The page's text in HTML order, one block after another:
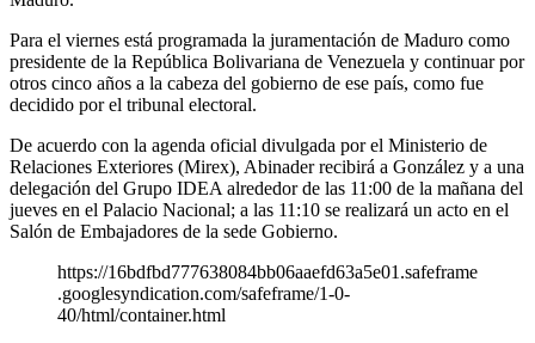
Para el viernes está programada la juramentación de Maduro como
presidente de la República Bolivariana de Venezuela y continuar por
otros cinco años a la cabeza del gobierno de ese país, como fue
decidido por el tribunal electoral.
De acuerdo con la agenda oficial divulgada por el Ministerio de
Relaciones Exteriores (Mirex), Abinader recibirá a González y a una
delegación del Grupo IDEA alrededor de las 11:00 de la mañana del
jueves en el Palacio Nacional; a las 11:10 se realizará un acto en el
Salón de Embajadores de la sede Gobierno.
https://16bdfbd777638084bb06aaefd63a5e01.safeframe
.googlesyndication.com/safeframe/1-0-
40/html/container.html